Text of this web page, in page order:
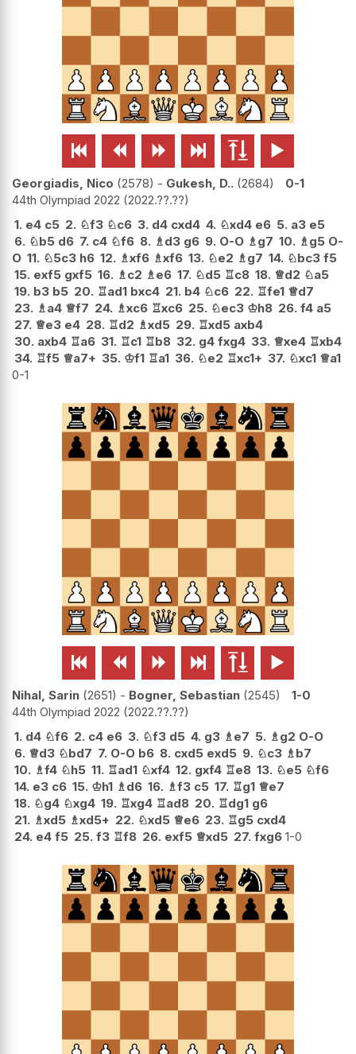
     
Georgiadis, Nico 2578 - Gukesh, D.. 2684
0-1
44th Olympiad 2022 2022.??.??
1. e4 c5 2. ♘f3 ♘c6 3. d4 cxd4 4. ♘xd4 e6 5. a3 e5
6. ♘b5 d6 7. c4 ♘f6 8. ♗d3 g6 9. O-O ♗g7 10. ♗g5 O-
O 11. ♘5c3 h6 12. ♗xf6 ♗xf6 13. ♘e2 ♗g7 14. ♘bc3 f5
15. exf5 gxf5 16. ♗c2 ♗e6 17. ♘d5 ♖c8 18. ♕d2 ♘a5
19. b3 b5 20. ♖ad1 bxc4 21. b4 ♘c6 22. ♖fe1 ♕d7
23. ♗a4 ♕f7 24. ♗xc6 ♖xc6 25. ♘ec3 ♔h8 26. f4 a5
27. ♕e3 e4 28. ♖d2 ♗xd5 29. ♖xd5 axb4
30. axb4 ♖a6 31. ♖c1 ♖b8 32. g4 fxg4 33. ♕xe4 ♖xb4
34. ♖f5 ♕a7+ 35. ♔f1 ♖a1 36. ♘e2 ♖xc1+ 37. ♘xc1 ♕a1
0-1
     
Nihal, Sarin 2651 - Bogner, Sebastian 2545
1-0
44th Olympiad 2022 2022.??.??
1. d4 ♘f6 2. c4 e6 3. ♘f3 d5 4. g3 ♗e7 5. ♗g2 O-O
6. ♕d3 ♘bd7 7. O-O b6 8. cxd5 exd5 9. ♘c3 ♗b7
10. ♗f4 ♘h5 11. ♖ad1 ♘xf4 12. gxf4 ♖e8 13. ♘e5 ♘f6
14. e3 c6 15. ♔h1 ♗d6 16. ♗f3 c5 17. ♖g1 ♕e7
18. ♘g4 ♘xg4 19. ♖xg4 ♖ad8 20. ♖dg1 g6
21. ♗xd5 ♗xd5+ 22. ♘xd5 ♕e6 23. ♖g5 cxd4
24. e4 f5 25. f3 ♖f8 26. exf5 ♕xd5 27. fxg6 1-0